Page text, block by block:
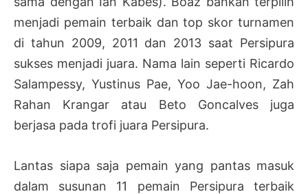
menjadi pemain terbaik dan top skor turnamen
di tahun 2009, 2011 dan 2013 saat Persipura
sukses menjadi juara. Nama lain seperti Ricardo
Salampessy, Yustinus Pae, Yoo Jae-hoon, Zah
Rahan Krangar atau Beto Goncalves juga
berjasa pada trofi juara Persipura.
Lantas siapa saja pemain yang pantas masuk
dalam susunan 11 pemain Persipura terbaik